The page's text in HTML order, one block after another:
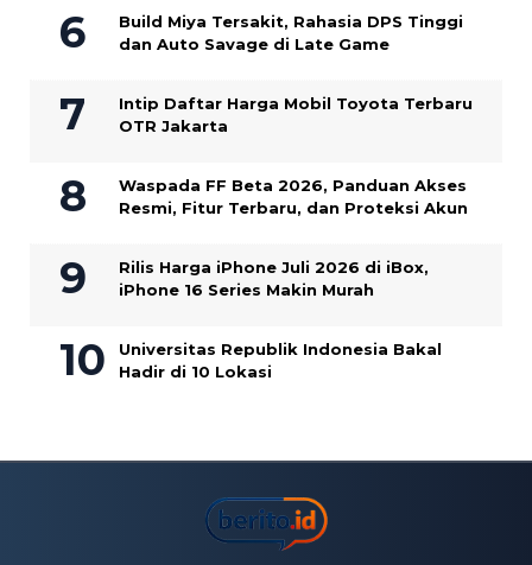
Build Miya Tersakit, Rahasia DPS Tinggi
dan Auto Savage di Late Game
Intip Daftar Harga Mobil Toyota Terbaru
OTR Jakarta
Waspada FF Beta 2026, Panduan Akses
Resmi, Fitur Terbaru, dan Proteksi Akun
Rilis Harga iPhone Juli 2026 di iBox,
iPhone 16 Series Makin Murah
Universitas Republik Indonesia Bakal
Hadir di 10 Lokasi